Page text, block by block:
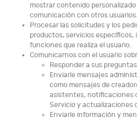
mostrar contenido
comunicación con otros usuarios.
Procesar las solicitudes y los
productos, servicios específicos,
funciones que realiza el usuario.
Comunicarnos con el usuario
Responder a sus
Enviarle mensajes
como mensajes de
asistentes, notificaciones
Servicio y actualizaciones
Enviarle información y